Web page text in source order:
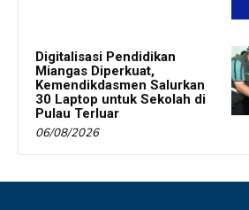
Digitalisasi Pendidikan
Miangas Diperkuat,
Kemendikdasmen Salurkan
30 Laptop untuk Sekolah di
Pulau Terluar
06/08/2026